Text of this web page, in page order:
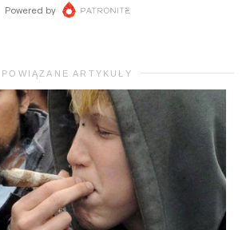
POWIĄZANE ARTYKUŁY